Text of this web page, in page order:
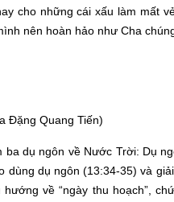
cho những cái xấu làm mất
nên hoàn hảo như Cha
Đặng Quang Tiến)
ba dụ ngôn về Nước Trời: Dụ
dùng dụ ngôn (13:34-35) và
về “ngày thu hoạch”,